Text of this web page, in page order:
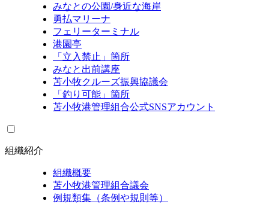
みなとの公園/身近な海岸
勇払マリーナ
フェリーターミナル
港園亭
「立入禁止」箇所
みなと出前講座
苫小牧クルーズ振興協議会
「釣り可能」箇所
苫小牧港管理組合公式SNSアカウント
組織紹介
組織概要
苫小牧港管理組合議会
例規類集（条例や規則等）